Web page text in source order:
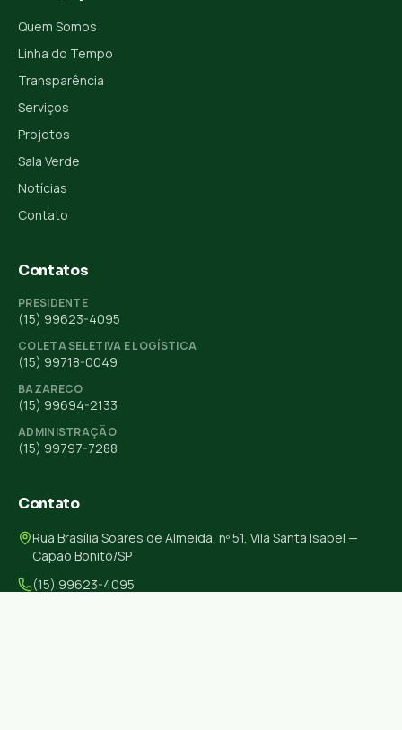
Quem Somos
Linha do Tempo
Transparência
Serviços
Projetos
Sala Verde
Notícias
Contato
Contatos
PRESIDENTE
(15) 99623-4095
COLETA SELETIVA E LOGÍSTICA
(15) 99718-0049
BAZARECO
(15) 99694-2133
ADMINISTRAÇÃO
(15) 99797-7288
Contato
Rua Brasília Soares de Almeida, nº 51, Vila Santa Isabel —
Capão Bonito/SP
(15) 99623-4095